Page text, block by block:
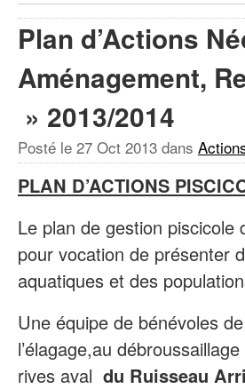
Plan d’Actions
Aménagement,
» 2013/2014
Posté le 27 Oct 2013 dans
PLAN D’ACTIONS
Le plan de gestion piscicole
pour vocation de présenter
aquatiques et des
Une équipe de bénévoles
l’élagage,au
rives aval du Ruisseau